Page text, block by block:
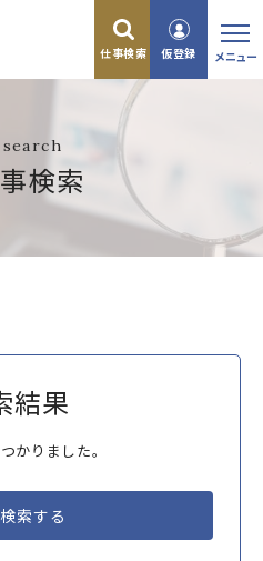
メニュー
仕事検索 仮登録
検索
結果
かりました。
索する